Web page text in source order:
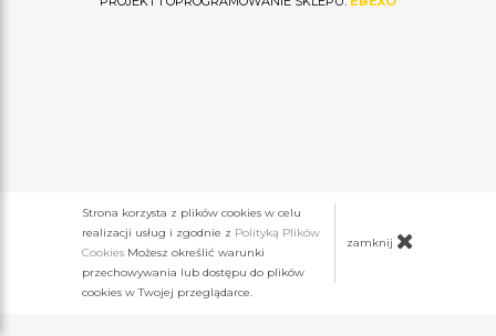
Strona korzysta z plików cookies w celu
realizacji usług i zgodnie z Polityką Plików
Cookies Możesz określić warunki
przechowywania lub dostępu do plików
cookies w Twojej przeglądarce.
zamknij